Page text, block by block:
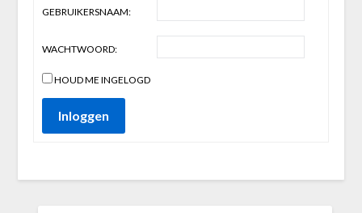
GEBRUIKERSNAAM:
WACHTWOORD:
HOUD ME INGELOGD
Inloggen